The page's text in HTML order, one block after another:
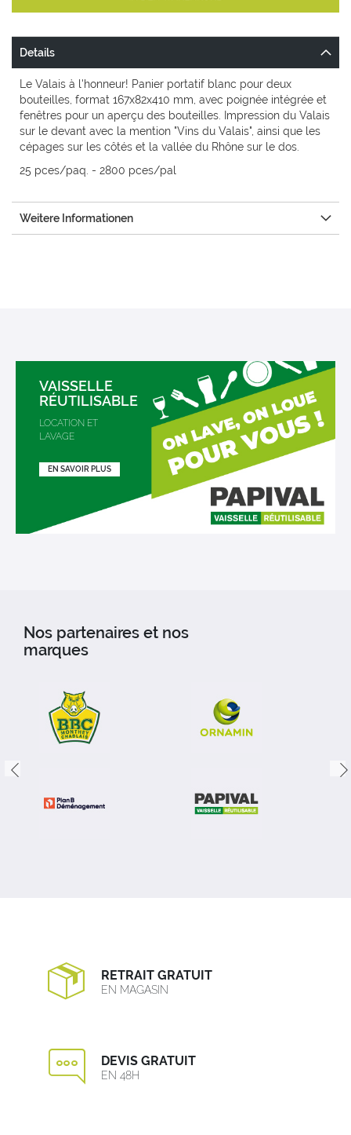
Details
Le Valais à l'honneur! Panier portatif blanc pour deux
bouteilles, format 167x82x410 mm, avec poignée intégrée et
fenêtres pour un aperçu des bouteilles. Impression du Valais
sur le devant avec la mention "Vins du Valais", ainsi que les
cépages sur les côtés et la vallée du Rhône sur le dos.
25 pces/paq. - 2800 pces/pal
Weitere Informationen
VAISSELLE
RÉUTILISABLE
LOCATION ET
LAVAGE
EN SAVOIR PLUS
Nos partenaires et nos
marques
RETRAIT GRATUIT
EN MAGASIN
DEVIS GRATUIT
EN 48H